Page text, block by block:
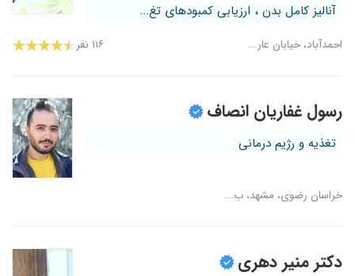
آنالیز کامل بدن ، ارزیابی کمبودهای تغ...
احمدآباد، خیابان عار... ۱۱۶ نفر
رسول غفاریان انصاف
تغذیه و رژیم درمانی
خراسان رضوی، مشهد، ب...
دکتر منیر دهری